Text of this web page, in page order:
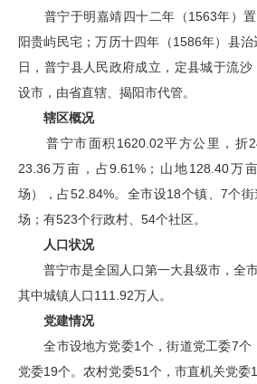
普宁于明嘉靖四十二年（1563年）置
阳贵屿民宅；万历十四年（1586年）县
日，普宁县人民政府成立，定县城于流
设市，由省直辖、揭阳市代管。
辖区概况
普宁市面积1620.02平方公里，折
23.36万亩，占9.61%；山地128.40万
场），占52.84%。 全市设18个镇、7个
场；有523个行政村、54个社区。
人口状况
普宁市是全国人口第一大县级市，全市
其中城镇人口111.92万人。
党建情况
全市设地方党委1个，街道党工委7个
党委19个。农村党委51个，市直机关党委